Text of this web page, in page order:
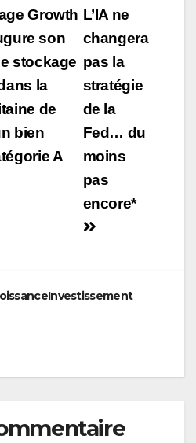
L’IA ne
changera
pas la
stratégie
de la
Fed… du
moins
pas
encore*
Growth
son
stockage
la
de
bien
A